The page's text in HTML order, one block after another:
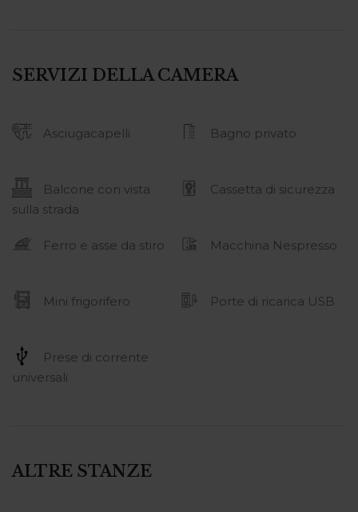
SERVIZI DELLA CAMERA
Asciugacapelli Bagno privato
Balcone con vista
sulla strada
Cassetta di sicurezza
Ferro e asse da stiro Macchina Nespresso
Mini frigorifero Porte di ricarica USB
Prese di corrente
universali
ALTRE STANZE